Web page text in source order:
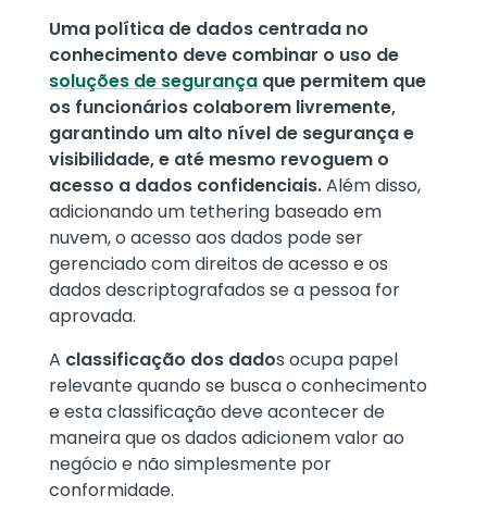
Uma política de dados centrada no
conhecimento deve combinar o uso de
soluções de segurança que permitem que
os funcionários colaborem livremente,
garantindo um alto nível de segurança e
visibilidade, e até mesmo revoguem o
acesso a dados confidenciais.Além disso,
adicionando um tethering baseado em
nuvem, o acesso aos dados pode ser
gerenciado com direitos de acesso e os
dados descriptografados se a pessoa for
aprovada.
A classificação dos dados ocupa papel
relevante quando se busca o conhecimento
e esta classificação deve acontecer de
maneira que os dados adicionem valor ao
negócio e não simplesmente por
conformidade.